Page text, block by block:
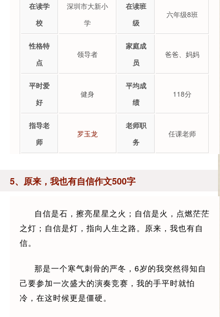
在读学
校
深圳市大新小
学
在读班
级
六年级8班
性格特
点
领导者
家庭成
员
爸爸、妈妈
平时爱
好
健身
平均成
绩
118分
指导老
师
罗玉龙
老师职
务
任课老师
5、原来，我也有自信作文500字
自信是石，擦亮星星之火；自信是火，点燃茫茫
之灯；自信是灯，指向人生之路。原来，我也有自
信。
那是一个寒气刺骨的严冬，6岁的我突然得知自
己要参加一次盛大的演奏竞赛，我的手平时就怕
冷，在这时候更是僵硬。